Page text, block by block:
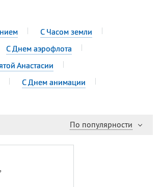
С Часом земли
С Днем аэрофлота
Анастасии
С Днем анимации
По популярности